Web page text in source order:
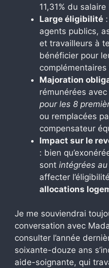
11,31% du
Large éligibilité :
agents publics,
et travailleurs à
bénéficier pour
Majoration
rémunérées
pour les 8
ou remplacées
compensateur
Impact sur le
: bien
sont intégrées
affecter
allocations
Je me souviendrai
conversation avec
consulter l’année
soixante-douze ans
aide-soignante, qui